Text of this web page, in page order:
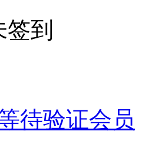
到
待验证会员